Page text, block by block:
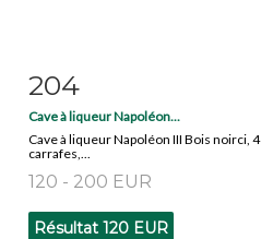
Fiche détaillée
204
Cave à liqueur Napoléon...
Cave à liqueur Napoléon III Bois noirci, 4
carrafes,...
120 - 200 EUR
Résultat 120 EUR